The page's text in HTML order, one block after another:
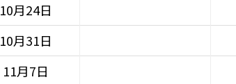
10月24日
10月31日
11月7日